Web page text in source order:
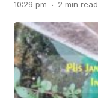
10:29 pm
2 min read